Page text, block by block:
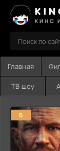
КИНО
Главная
ТВ шоу
6